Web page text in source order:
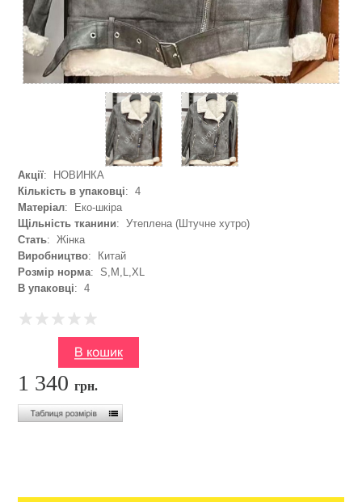
Акції: НОВИНКА
Кількість в упаковці: 4
Матеріал: Еко-шкіра
Щільність тканини: Утеплена (Штучне хутро)
Стать: Жінка
Виробництво: Китай
Розмір норма: S,M,L,XL
В упаковці: 4
1 340грн.